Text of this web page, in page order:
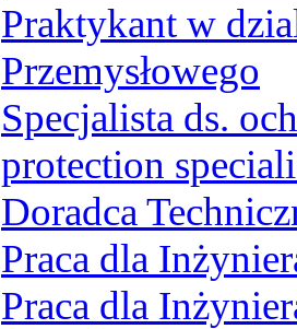
Praktykant w
Przemysłowego
Specjalista ds.
protection
Doradca
Praca dla
Praca dla